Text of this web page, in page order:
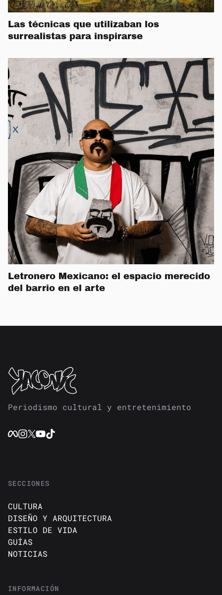
Las técnicas que utilizaban los
surrealistas para inspirarse
Letronero Mexicano: el espacio merecido
del barrio en el arte
Periodismo cultural y entretenimiento
SECCIONES
CULTURA
DISEÑO Y ARQUITECTURA
ESTILO DE VIDA
GUÍAS
NOTICIAS
INFORMACIÓN